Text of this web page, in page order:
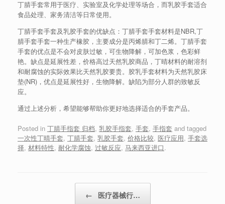
丁腈手套常用于医疗、实验室及化学处理等场合，而乳胶手套适合
食品处理、家务清洁等日常使用。
丁腈手套手套及乳胶手套的优缺点：丁腈手套手套材料是NBR,丁
腈手套手套一种生产橡胶，主要成分是丙烯腈和丁二烯。丁腈手套
手套的优点是不会对皮肤过敏，可生物降解，可加色浆，色彩鲜
艳。缺点是延展性差，价格高过天然乳胶商品，丁晴材料的耐溶剂
和耐腐蚀的实际效果比天然乳胶要贵。胶乳手套材料为天然乳胶床
垫(NR)，优点是延展性好，生物降解。缺陷为部分人群的致敏反
应。
通过上述分析，希望能够帮助你更好地选择适合的手套产品。
Posted in 丁腈手指套 归档, 乳胶手指套, 手套, 手指套 and tagged
一次性丁晴手套, 丁腈手套, 乳胶手套, 价格比较, 医疗应用, 手套选
择, 材料特性, 耐化学腐蚀, 过敏反应, 马来西亚进口.
← 医疗器械行…